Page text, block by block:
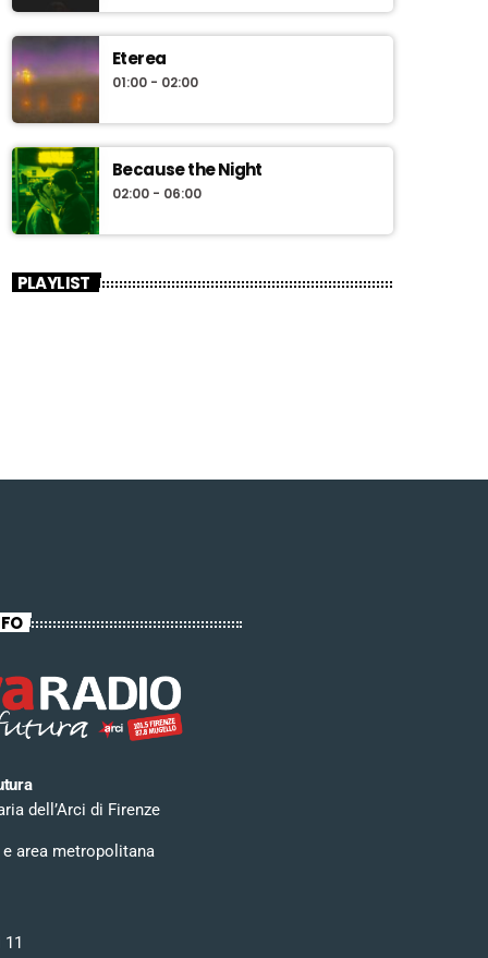
Eterea
01:00 - 02:00
Because the Night
02:00 - 06:00
PLAYLIST
dell’Arci di Firenze
e area metropolitana
11